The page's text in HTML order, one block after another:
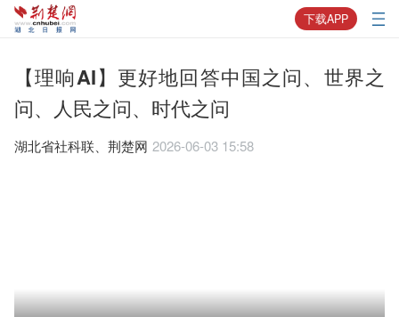
下载APP
【理响AI】更好地回答中国之问、世界之
问、人民之问、时代之问
湖北省社科联、荆楚网 2026-06-03 15:58